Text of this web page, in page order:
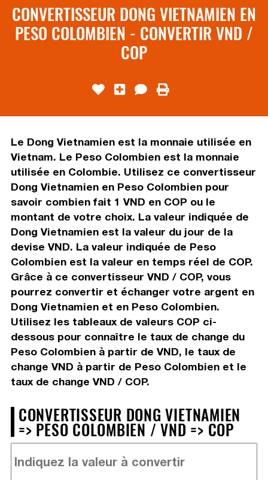
CONVERTISSEUR DONG VIETNAMIEN EN
PESO COLOMBIEN - CONVERTIR VND /
COP
Le Dong Vietnamien est la monnaie utilisée en
Vietnam. Le Peso Colombien est la monnaie
utilisée en Colombie. Utilisez ce convertisseur
Dong Vietnamien en Peso Colombien pour
savoir combien fait 1 VND en COP ou le
montant de votre choix. La valeur indiquée de
Dong Vietnamien est la valeur du jour de la
devise VND. La valeur indiquée de Peso
Colombien est la valeur en temps réel de COP.
Grâce à ce convertisseur VND / COP, vous
pourrez convertir et échanger votre argent en
Dong Vietnamien et en Peso Colombien.
Utilisez les tableaux de valeurs COP ci-
dessous pour connaître le taux de change du
Peso Colombien à partir de VND, le taux de
change VND à partir de Peso Colombien et le
taux de change VND / COP.
CONVERTISSEUR DONG VIETNAMIEN
=> PESO COLOMBIEN / VND => COP